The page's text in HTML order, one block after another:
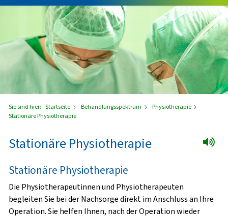
Sie sind hier: Startseite Behandlungsspektrum
Physiotherapie
Stationäre Physiotherapie
Stationäre Physiotherapie
Stationäre Physiotherapie
Die Physiotherapeutinnen und Physiotherapeuten
begleiten Sie bei der Nachsorge direkt im Anschluss an Ihre
Operation. Sie helfen Ihnen, nach der Operation wieder